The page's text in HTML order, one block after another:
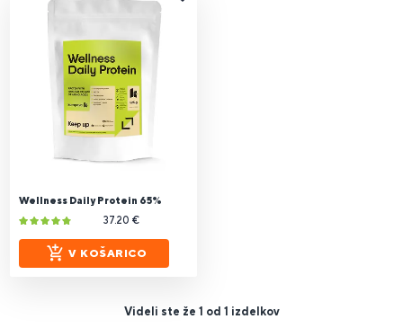
Wellness Daily Protein 65%
37.20 €
V KOŠARICO
Videli ste že 1 od 1 izdelkov